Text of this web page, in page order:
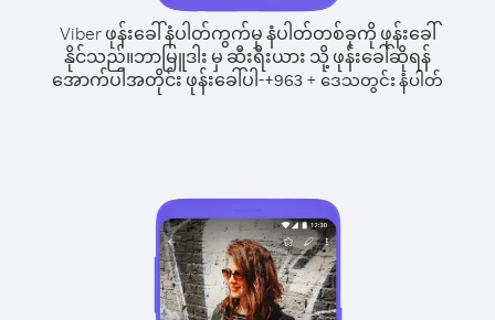
Viber ဖုန်းခေါ်နံပါတ်ကွက်မှ နံပါတ်တစ်ခုကို ဖုန်းခေါ်
နိုင်သည်။ဘာမြူဒါး မှ ဆီးရီးယား သို့ ဖုန်းခေါ်ဆိုရန်
အောက်ပါအတိုင်း ဖုန်းခေါ်ပါ-+963 + ဒေသတွင်း နံပါတ်